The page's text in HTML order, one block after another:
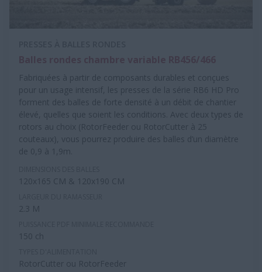
Fabriquées à partir de composants durables et conçues
pour un usage intensif, les presses de la série RB6 HD Pro
forment des balles de forte densité à un débit de chantier
élevé, quelles que soient les conditions. Avec deux types de
rotors au choix (RotorFeeder ou RotorCutter à 25
couteaux), vous pourrez produire des balles d’un diamètre
de 0,9 à 1,9m.
120x165 CM & 120x190 CM
2.3 M
150 ch
RotorCutter ou RotorFeeder